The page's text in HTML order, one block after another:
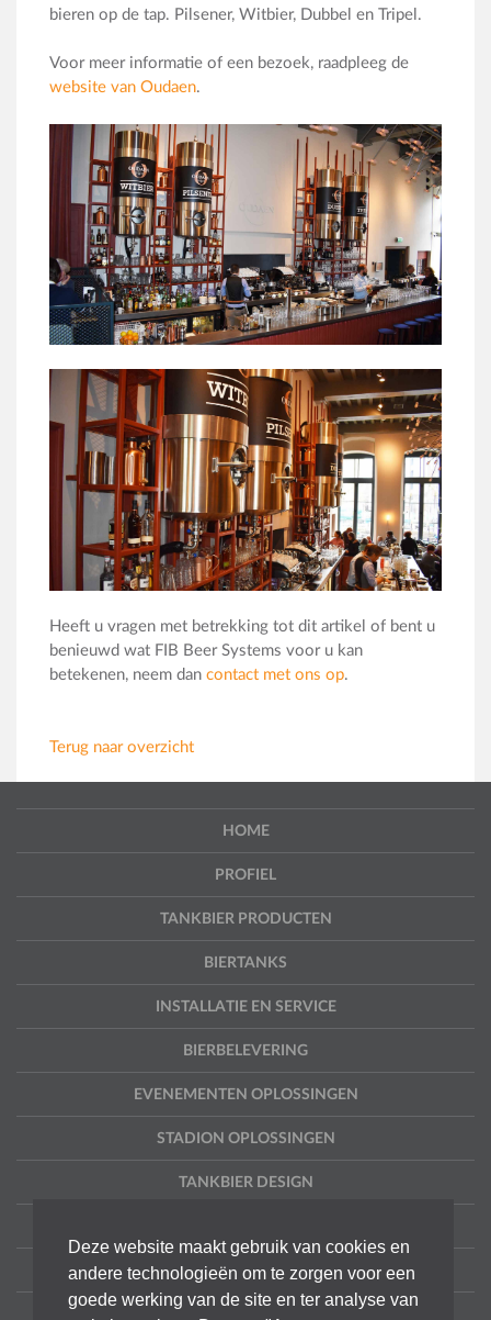
Deze website maakt gebruik van cookies en
andere technologieën om te zorgen voor een
goede werking van de site en ter analyse van
bieren op de tap. Pilsener, Witbier, Dubbel en Tripel.
Voor meer informatie of een bezoek, raadpleeg de
website van Oudaen.
Heeft u vragen met betrekking tot dit artikel of bent u
benieuwd wat FIB Beer Systems voor u kan
betekenen, neem dan contact met ons op.
Terug naar overzicht
HOME
PROFIEL
TANKBIER PRODUCTEN
BIERTANKS
INSTALLATIE EN SERVICE
BIERBELEVERING
EVENEMENTEN OPLOSSINGEN
STADION OPLOSSINGEN
TANKBIER DESIGN
CONTACT